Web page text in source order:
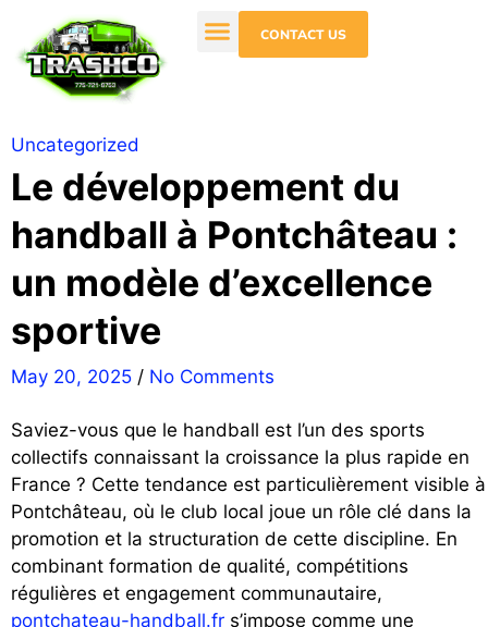
CONTACT US
Uncategorized
Le développement du
handball à Pontchâteau :
un modèle d’excellence
sportive
May 20, 2025 / No Comments
Saviez-vous que le handball est l’un des sports
collectifs connaissant la croissance la plus rapide en
France ? Cette tendance est particulièrement visible à
Pontchâteau, où le club local joue un rôle clé dans la
promotion et la structuration de cette discipline. En
combinant formation de qualité, compétitions
régulières et engagement communautaire,
pontchateau-handball.fr s’impose comme une